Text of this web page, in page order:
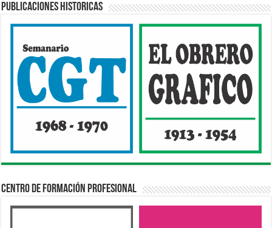
Publicaciones Historicas
Centro de Formación Profesional